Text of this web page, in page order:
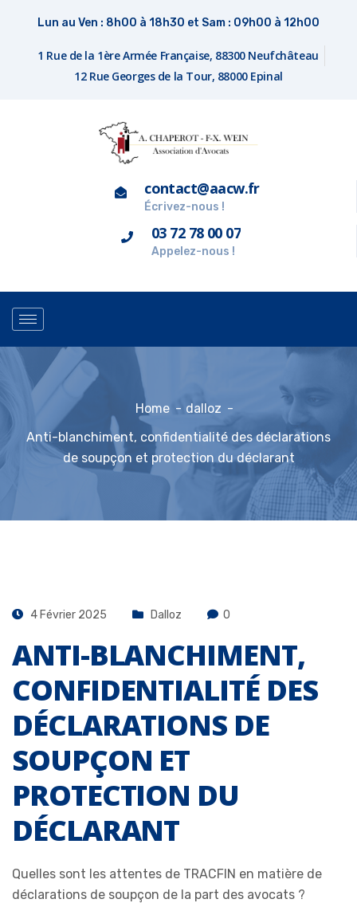
Lun au Ven : 8h00 à 18h30 et Sam : 09h00 à 12h00
1 Rue de la 1ère Armée Française, 88300 Neufchâteau
12 Rue Georges de la Tour, 88000 Epinal
contact@aacw.fr
Écrivez-nous !
03 72 78 00 07
Appelez-nous !
Home
dalloz
Anti-blanchiment, confidentialité des déclarations
de soupçon et protection du déclarant
4 Février 2025 Dalloz 0
ANTI-BLANCHIMENT,
CONFIDENTIALITÉ DES
DÉCLARATIONS DE
SOUPÇON ET
PROTECTION DU
DÉCLARANT
Quelles sont les attentes de TRACFIN en matière de
déclarations de soupçon de la part des avocats ?